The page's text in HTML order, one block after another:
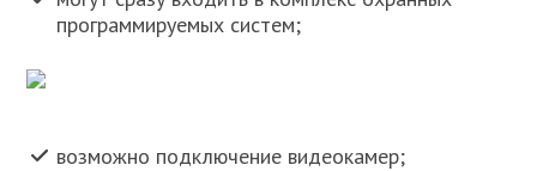
программируемых систем;
возможно подключение видеокамер;